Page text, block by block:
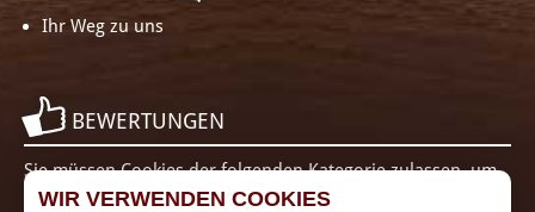
Ihr Weg zu uns
BEWERTUNGEN
Sie müssen Cookies der folgenden Kategorie zulassen, um
diesen Inhalt zu sehen: Funktionalität
WIR VERWENDEN COOKIES